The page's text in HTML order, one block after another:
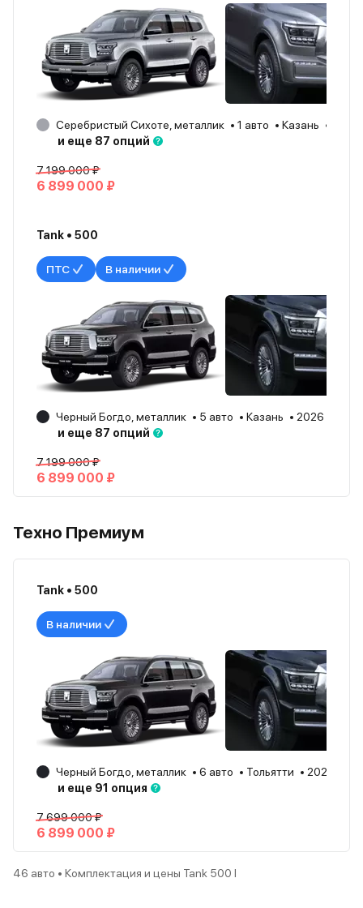
Серебристый Сихоте, металлик 1 авто Казань
и еще 87 опций
7 199 000 ₽
6 899 000 ₽
Tank • 500
ПТС В наличии
Черный Богдо, металлик 5 авто Казань
2026
и еще 87 опций
7 199 000 ₽
6 899 000 ₽
Техно Премиум
Tank • 500
В наличии
Черный Богдо, металлик 6 авто Тольятти
2026
и еще 91 опция
7 699 000 ₽
6 899 000 ₽
46 авто • Комплектация и цены Tank 500 I